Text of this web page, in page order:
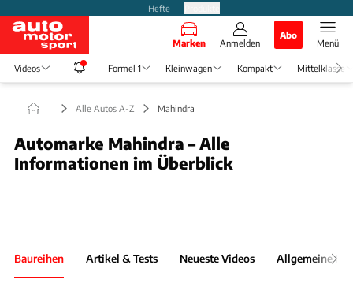
Hefte
Marken Anmelden
Abo
Menü
Videos Formel 1 Kleinwagen Kompakt Mittelklasse
Alle Autos A-Z Mahindra
Automarke Mahindra – Alle
Informationen im Überblick
Baureihen Artikel & Tests Neueste Videos Allgemeine